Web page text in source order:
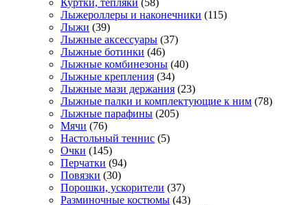
Куртки, тепляки (58)
Лыжероллеры и наконечники (115)
Лыжи (39)
Лыжные аксессуары (37)
Лыжные ботинки (46)
Лыжные комбинезоны (40)
Лыжные крепления (34)
Лыжные мази держания (23)
Лыжные палки и комплектующие к ним (78)
Лыжные парафины (205)
Мячи (76)
Настольный теннис (5)
Очки (145)
Перчатки (94)
Повязки (30)
Порошки, ускорители (37)
Разминочные костюмы (43)